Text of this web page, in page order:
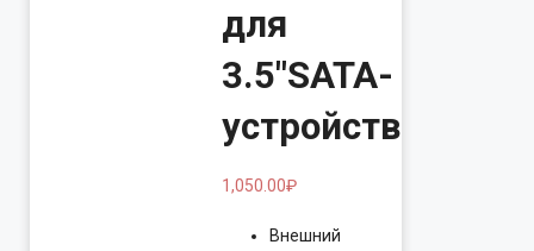
для
3.5″SATA-
устройств
1,050.00₽
Внешний